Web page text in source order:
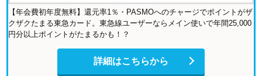
【年会費初年度無料】還元率1％・PASMOへのチャージでポイントがザ
クザクたまる東急カード。東急線ユーザーならメイン使いで年間25,000
円分以上ポイントがたまるかも！？
詳細はこちらから